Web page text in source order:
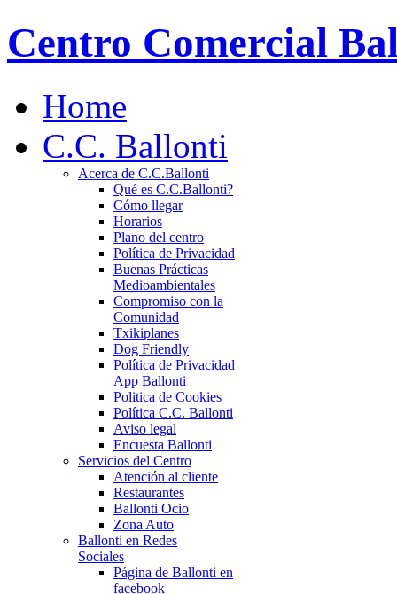
Centro Comercial
Home
C.C. Ballonti
Acerca de C.C.Ballonti
Qué es C.C.Ballonti?
Cómo llegar
Horarios
Plano del centro
Política de Privacidad
Buenas Prácticas
Medioambientales
Compromiso con la
Comunidad
Txikiplanes
Dog Friendly
Política de Privacidad
App Ballonti
Politica de Cookies
Política C.C. Ballonti
Aviso legal
Encuesta Ballonti
Servicios del Centro
Atención al cliente
Restaurantes
Ballonti Ocio
Zona Auto
Ballonti en Redes
Sociales
Página de Ballonti en
facebook